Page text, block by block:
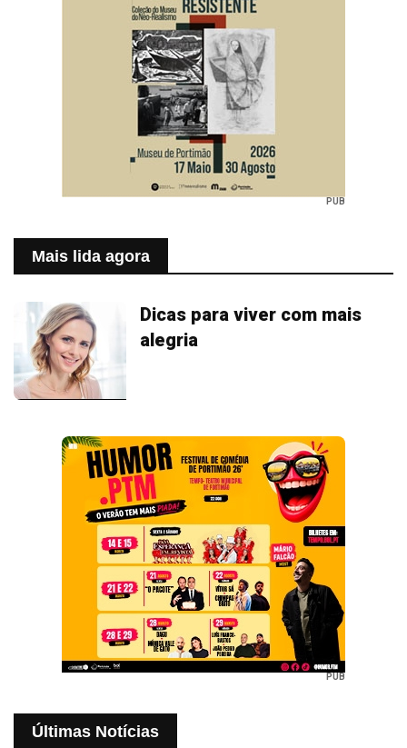
PUB
Mais lida agora
Dicas para viver com mais
alegria
PUB
Últimas Notícias